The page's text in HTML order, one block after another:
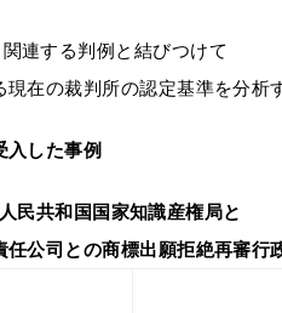
連する判例と結びつけて
在の裁判所の認定基準を分析
入した事例
共和国国家知識産権局と
公司との商標出願拒絶再審行